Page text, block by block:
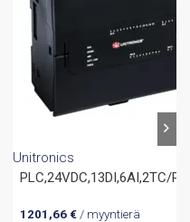
Unitronics
PLC,24VDC,13DI,6AI,2TC/
1201,66 € / myyntierä